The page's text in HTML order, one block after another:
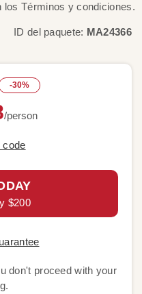
los Términos y condiciones.
ID del paquete: MA24366
-30%
/person
code
$200
don't proceed with your